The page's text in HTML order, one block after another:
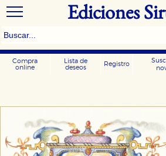
Ediciones
Compra
online
Lista de
deseos
Registro